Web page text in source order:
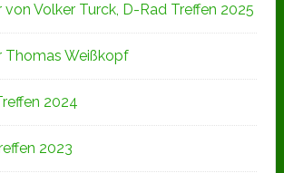
von Volker Turck, D-Rad Treffen 2025
Thomas Weißkopf
2024
2023